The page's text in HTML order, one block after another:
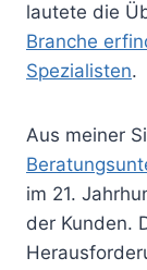
lautete die
Branche
Spezialisten.
Aus meiner
im 21.
der Kunden.